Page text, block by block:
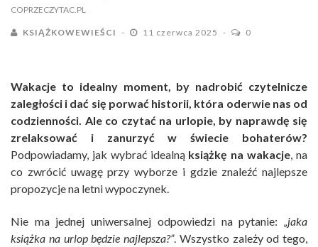
COPRZECZYTAC.PL
KSIĄŻKOWEWIEŚCI 11 czerwca 2025 0
Wakacje to idealny moment, by nadrobić czytelnicze
zaległości i dać się porwać historii, która oderwie nas od
codzienności. Ale co czytać na urlopie, by naprawdę się
zrelaksować i zanurzyć w świecie bohaterów?
Podpowiadamy, jak wybrać idealną książkę na wakacje, na
co zwrócić uwagę przy wyborze i gdzie znaleźć najlepsze
propozycje na letni wypoczynek.
Nie ma jednej uniwersalnej odpowiedzi na pytanie: „jaka
książka na urlop będzie najlepsza?”. Wszystko zależy od tego,